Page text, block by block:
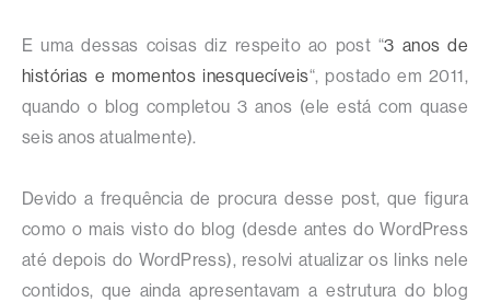
E uma dessas coisas diz respeito ao post “3 anos de
histórias e momentos inesquecíveis“, postado em 2011,
quando o blog completou 3 anos (ele está com quase
seis anos atualmente).
Devido a frequência de procura desse post, que figura
como o mais visto do blog (desde antes do WordPress
até depois do WordPress), resolvi atualizar os links nele
contidos, que ainda apresentavam a estrutura do blog